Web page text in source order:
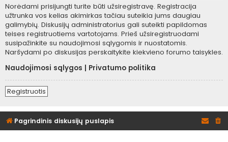
Norėdami prisijungti turite būti užsiregistravę. Registracija
užtrunka vos kelias akimirkas tačiau suteikia jums daugiau
galimybių. Diskusijų administratorius gali suteikti papildomas
teises registruotiems vartotojams. Prieš užsiregistruodami
susipažinkite su naudojimosi sąlygomis ir nuostatomis.
Naršydami po diskusijas perskaitykite kiekvieno forumo taisykles.
Naudojimosi sąlygos
Privatumo politika
Registruotis
Pagrindinis diskusijų puslapis